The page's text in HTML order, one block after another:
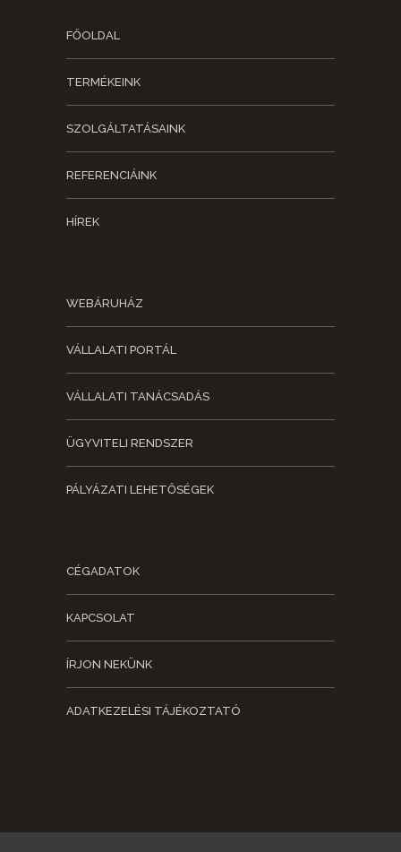
FŐOLDAL
TERMÉKEINK
SZOLGÁLTATÁSAINK
REFERENCIÁINK
HÍREK
WEBÁRUHÁZ
VÁLLALATI PORTÁL
VÁLLALATI TANÁCSADÁS
ÜGYVITELI RENDSZER
PÁLYÁZATI LEHETŐSÉGEK
CÉGADATOK
KAPCSOLAT
ÍRJON NEKÜNK
ADATKEZELÉSI TÁJÉKOZTATÓ